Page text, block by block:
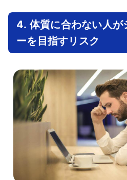
4. 体質に合わない人が
ーを目指すリスク